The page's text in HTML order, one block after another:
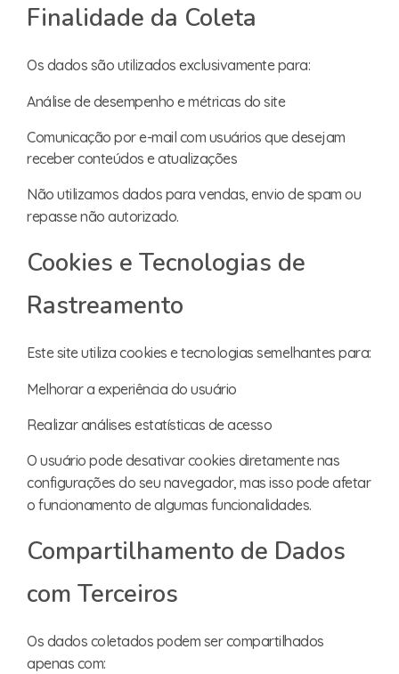
Finalidade da Coleta
Os dados são utilizados exclusivamente para:
Análise de desempenho e métricas do site
Comunicação por e-mail com usuários que desejam
receber conteúdos e atualizações
Não utilizamos dados para vendas, envio de spam ou
repasse não autorizado.
Cookies e Tecnologias de
Rastreamento
Este site utiliza cookies e tecnologias semelhantes para:
Melhorar a experiência do usuário
Realizar análises estatísticas de acesso
O usuário pode desativar cookies diretamente nas
configurações do seu navegador, mas isso pode afetar
o funcionamento de algumas funcionalidades.
Compartilhamento de Dados
com Terceiros
Os dados coletados podem ser compartilhados
apenas com: